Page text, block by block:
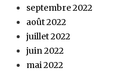
septembre 2022
août 2022
juillet 2022
juin 2022
mai 2022